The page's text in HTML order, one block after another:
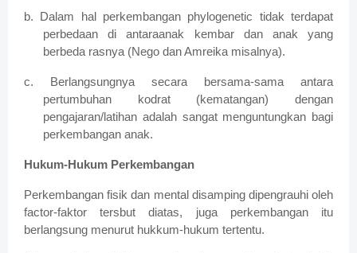
b. Dalam hal perkembangan phylogenetic tidak terdapat
perbedaan di antaraanak kembar dan anak yang
berbeda rasnya (Nego dan Amreika misalnya).
c. Berlangsungnya secara bersama-sama antara
pertumbuhan kodrat (kematangan) dengan
pengajaran/latihan adalah sangat menguntungkan bagi
perkembangan anak.
Hukum-Hukum Perkembangan
Perkembangan fisik dan mental disamping dipengrauhi oleh
factor-faktor tersbut diatas, juga perkembangan itu
berlangsung menurut hukkum-hukum tertentu.